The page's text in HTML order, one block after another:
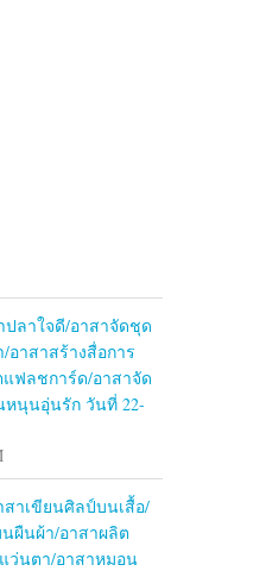
ลาใจดี/อาสาจัดชุด
อาสาสร้างสื่อการ
ฟลชการ์ด/อาสาจัด
หนุนอุ่นรัก วันที่ 22-
สาเขียนศิลป์บนเสื้อ/
ผืนผ้า/อาสาผลิต
ว่นตา/อาสาหมอน